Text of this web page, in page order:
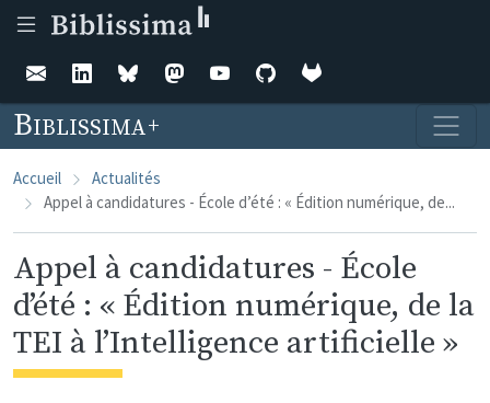
Biblissima
Accueil
Actualités
Appel à candidatures - École d’été : « Édition numérique, de...
Appel à candidatures - École
d’été : « Édition numérique, de la
TEI à l’Intelligence artificielle »